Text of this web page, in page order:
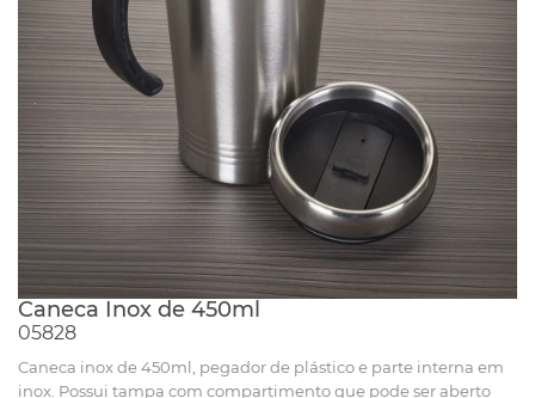
Caneca Inox de 450ml
05828
Caneca inox de 450ml, pegador de plástico e parte interna em
inox. Possui tampa com compartimento que pode ser aberto